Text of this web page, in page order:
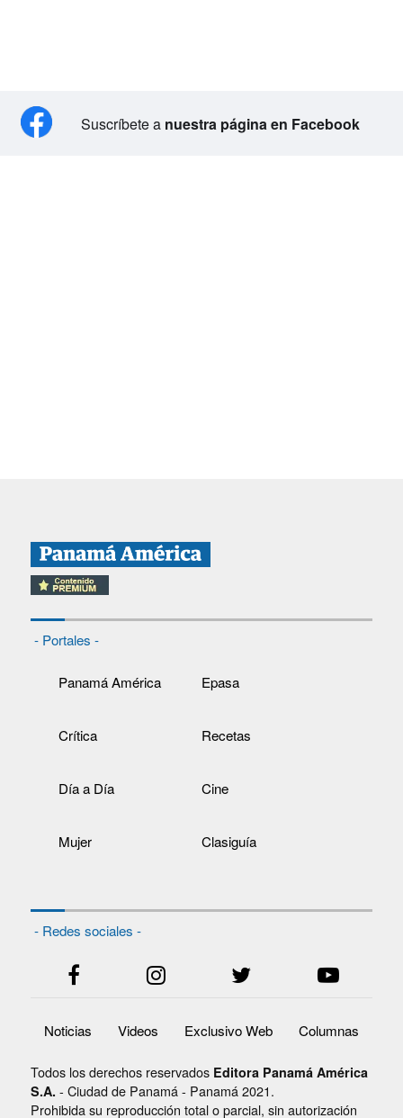
Suscríbete a nuestra página en Facebook
- Portales -
Panamá América Epasa
Crítica Recetas
Día a Día Cine
Mujer Clasiguía
- Redes sociales -
Noticias Videos Exclusivo Web Columnas
Todos los derechos reservados Editora Panamá América
S.A. - Ciudad de Panamá - Panamá 2021.
Prohibida su reproducción total o parcial, sin autorización